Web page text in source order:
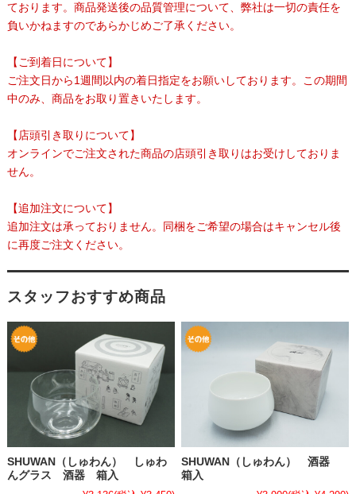
ております。商品発送後の品質管理について、弊社は一切の責任を
負いかねますのであらかじめご了承ください。
【ご到着日について】
ご注文日から1週間以内の着日指定をお願いしております。この期間
中のみ、商品をお取り置きいたします。
【店頭引き取りについて】
オンラインでご注文された商品の店頭引き取りはお受けしておりま
せん。
【追加注文について】
追加注文は承っておりません。同梱をご希望の場合はキャンセル後
に再度ご注文ください。
スタッフおすすめ商品
SHUWAN（しゅわん） しゅわ
んグラス 酒器 箱入
SHUWAN（しゅわん） 酒器
箱入